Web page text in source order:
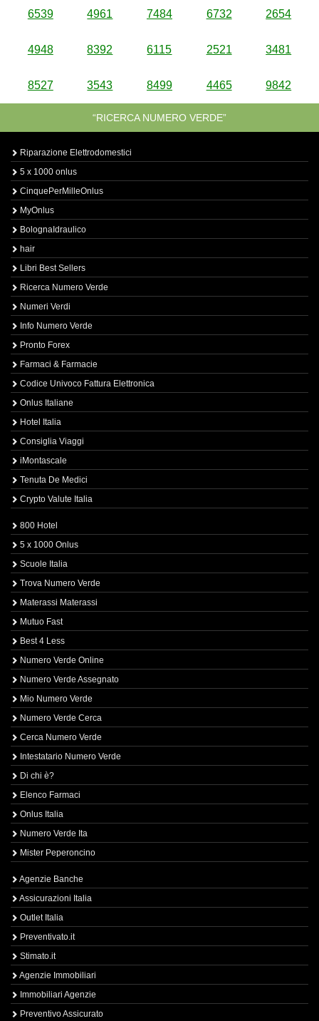
6539 4961 7484 6732 2654
4948 8392 6115 2521 3481
8527 3543 8499 4465 9842
“RICERCA NUMERO VERDE”
Riparazione Elettrodomestici
5 x 1000 onlus
CinquePerMilleOnlus
MyOnlus
BolognaIdraulico
hair
Libri Best Sellers
Ricerca Numero Verde
Numeri Verdi
Info Numero Verde
Pronto Forex
Farmaci & Farmacie
Codice Univoco Fattura Elettronica
Onlus Italiane
Hotel Italia
Consiglia Viaggi
iMontascale
Tenuta De Medici
Crypto Valute Italia
800 Hotel
5 x 1000 Onlus
Scuole Italia
Trova Numero Verde
Materassi Materassi
Mutuo Fast
Best 4 Less
Numero Verde Online
Numero Verde Assegnato
Mio Numero Verde
Numero Verde Cerca
Cerca Numero Verde
Intestatario Numero Verde
Di chi è?
Elenco Farmaci
Onlus Italia
Numero Verde Ita
Mister Peperoncino
Agenzie Banche
Assicurazioni Italia
Outlet Italia
Preventivato.it
Stimato.it
Agenzie Immobiliari
Immobiliari Agenzie
Preventivo Assicurato